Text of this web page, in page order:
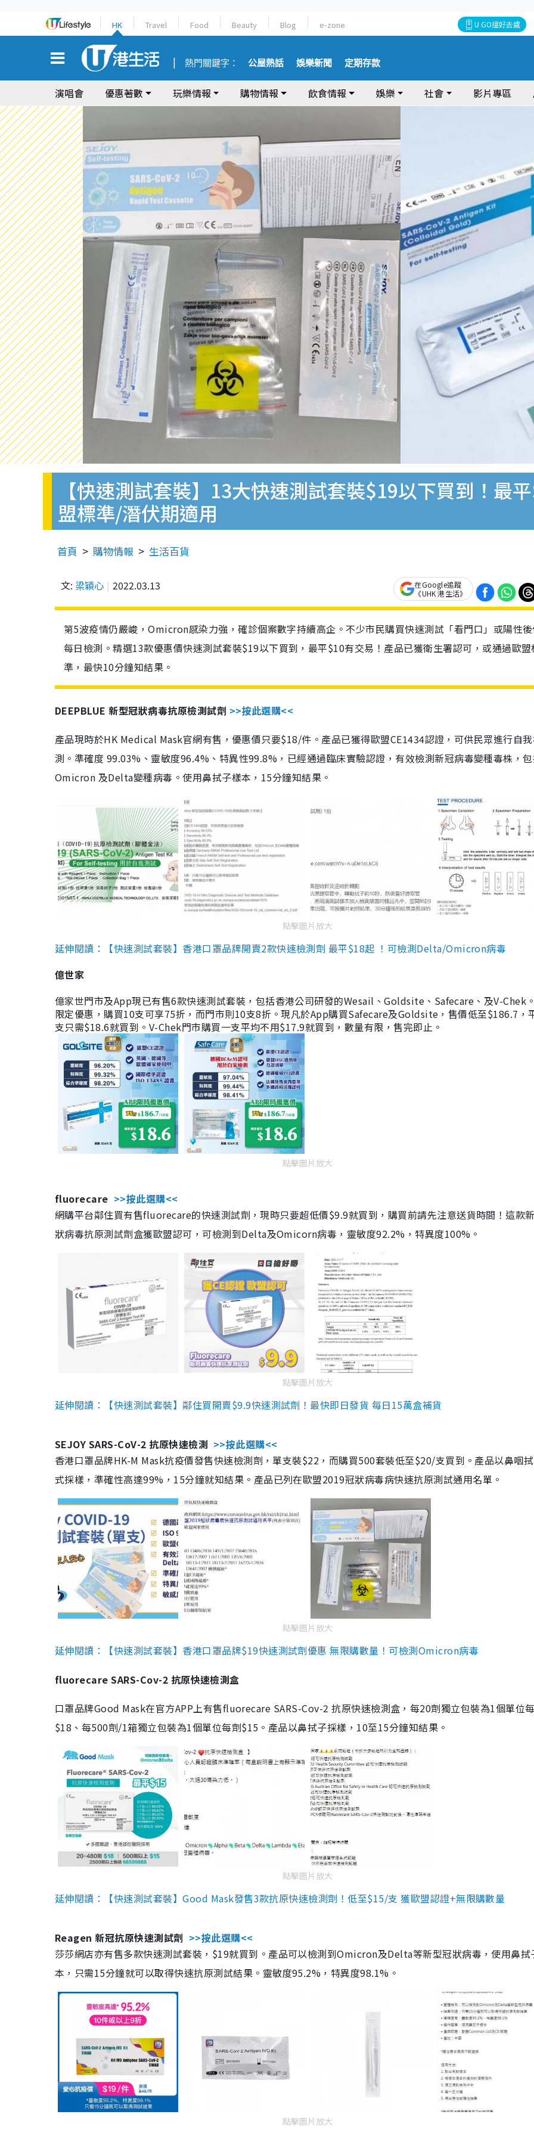
HK Travel Food Beauty Blog e-zone U GO搵好去處
熱門關鍵字： 公屋熱話 娛樂新聞 定期存款
演唱會 優惠著數 玩樂情報 購物情報 飲食情報 娛樂 社會 影片專區
【快速測試套裝】13大快速測試套裝$19以下買到！最
盟標準/潛伏期適用
首頁 購物情報 生活百貨
文: 梁穎心 2022.03.13
在Google追蹤
《UHK 港生活》
第5波疫情仍嚴峻，Omicron感染力強，確診個案數字持續高企。不少市民購買快速測試「看門口」或陽性
每日檢測。精選13款優惠價快速測試套裝$19以下買到，最平$10有交易！產品已獲衛生署認可，或通過歐盟
準，最快10分鐘知結果。
DEEPBLUE 新型冠狀病毒抗原檢測試劑 >>按此選購<<
產品現時於HK Medical Mask官網有售，優惠價只要$18/件。產品已獲得歐盟CE1434認證，可供民眾進行自
測。準確度 99.03%、靈敏度96.4%、特異性99.8%，已經通過臨床實驗認證，有效檢測新冠病毒變種毒株，
Omicron 及Delta變種病毒。使用鼻拭子樣本，15分鐘知結果。
點擊圖片放大
延伸閱讀：【快速測試套裝】香港口罩品牌開賣2款快速檢測劑 最平$18起 ！可檢測Delta/Omicron病毒
億世家
億家世門市及App現已有售6款快速測試套裝，包括香港公司研發的Wesail、Goldsite、Safecare、及V-Chek
限定優惠，購買10支可享75折，而門市則10支8折。現凡於App購買Safecare及Goldsite，售價低至$186.7，
支只需$18.6就買到。V-Chek門市購買一支平均不用$17.9就買到，數量有限，售完即止。
點擊圖片放大
fluorecare >>按此選購<<
網購平台鄰住買有售fluorecare的快速測試劑，現時只要超低價$9.9就買到，購買前請先注意送貨時間！這款
狀病毒抗原測試劑盒獲歐盟認可，可檢測到Delta及Omicorn病毒，靈敏度92.2%，特異度100%。
點擊圖片放大
延伸閱讀：【快速測試套裝】鄰住買開賣$9.9快速測試劑！最快即日發貨 每日15萬盒補貨
SEJOY SARS-CoV-2 抗原快速檢測 >>按此選購<<
香港口罩品牌HK-M Mask抗疫價發售快速檢測劑，單支裝$22，而購買500套裝低至$20/支買到。產品以鼻咽
式採樣，準確性高達99%，15分鐘就知結果。產品已列在歐盟2019冠狀病毒病快速抗原測試通用名單。
點擊圖片放大
延伸閱讀：【快速測試套裝】香港口罩品牌$19快速測試劑優惠 無限購數量！可檢測Omicron病毒
fluorecare SARS-Cov-2 抗原快速檢測盒
口罩品牌Good Mask在官方APP上有售fluorecare SARS-Cov-2 抗原快速檢測盒，每20劑獨立包裝為1個單位
$18、每500劑/1箱獨立包裝為1個單位每劑$15。產品以鼻拭子採樣，10至15分鐘知結果。
點擊圖片放大
延伸閱讀：【快速測試套裝】Good Mask發售3款抗原快速檢測劑！低至$15/支 獲歐盟認證+無限購數量
Reagen 新冠抗原快速測試劑 >>按此選購<<
莎莎網店亦有售多款快速測試套裝，$19就買到。產品可以檢測到Omicron及Delta等新型冠狀病毒，使用鼻拭
本，只需15分鐘就可以取得快速抗原測試結果。靈敏度95.2%，特異度98.1%。
點擊圖片放大